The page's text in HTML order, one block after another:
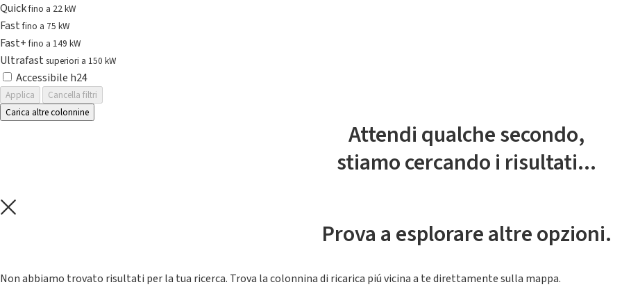
Quickfino a 22 kW
Fastfino a 75 kW
Fast+fino a 149 kW
Ultrafast superiori a 150 kW
Accessibile h24
Applica
Cancella filtri
Carica altre colonnine
Attendi qualche secondo,
stiamo cercando i risultati...
Prova a esplorare altre opzioni.
Non abbiamo trovato risultati per la tua ricerca. Trova la colonnina di ricarica piú vicina a te direttamente sulla mappa.